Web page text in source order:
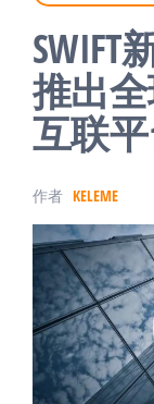
推出
互联
作者 KELEME